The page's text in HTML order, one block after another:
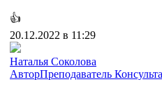
👍
20.12.2022 в 11:29
Наталья Соколова
АвторПреподаватель